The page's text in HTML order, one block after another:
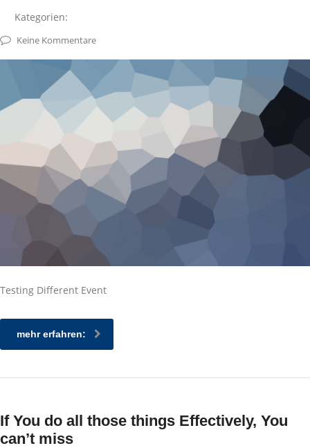
Kategorien:
Keine Kommentare
Testing Different Event
mehr erfahren:
If You do all those things Effectively, You
can’t miss